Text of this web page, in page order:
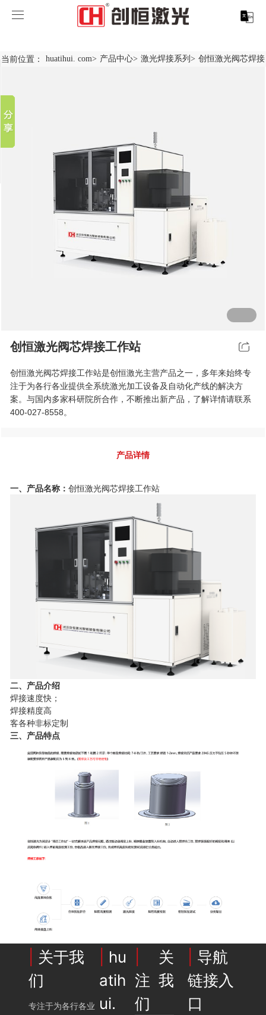
huatihui. com
紫外线激光打标机
CO2激光打标机
在线飞行激光打标机
CX-3D系列激光打标机
精密激光切割机
大幅激光切割机
管材激光切割机
激光焊接系列
创恒激光CX-CE-1500手持焊接机_激光焊接机
创恒激光机械手臂激光焊接机
电机定转子铁芯单工位激光焊接机
创恒激光阀芯焊接工作站
新能源汽车零配件激光焊接机
激光智能生产线
新能源电机定子铁芯激光焊接产线
新能源电机转子铁芯自动检测压铆产线
激光清洗系列
创恒激光清洗机
激光加工服务
汽车行业激光智能解决方案
轨道交通行业激光智能加工解决方案
水泵风机行业
眼镜行业
包装赋码及标机
礼品定制
客户案例
创客说
关于创恒
走进创恒
科技创恒
加入创恒
huatihui. com
huatihui. com
展会活动
huatihui. com-中国有限公司
当前位置： huatihui. com> 产品中心> 激光焊接系列> 创恒激光阀芯焊
创恒激光阀芯焊接工作站
创恒激光阀芯焊接工作站是创恒激光主营产品之一，多年来始终专
注于为各行各业提供全系统激光加工设备及自动化产线的解决方
案。与国内多家科研院所合作，不断推出新产品，了解详情请联系
400-027-8558。
产品详情
一、产品名称：创恒激光阀芯焊接工作站
二、产品介绍
焊接速度快；
焊接精度高
客各种非标定制
三、产品特点
关于我
们
专注于为各行各业
hu
atih
ui.
关
注我
们
导航
链接入
口